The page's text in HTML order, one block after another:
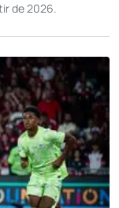
de 2026.